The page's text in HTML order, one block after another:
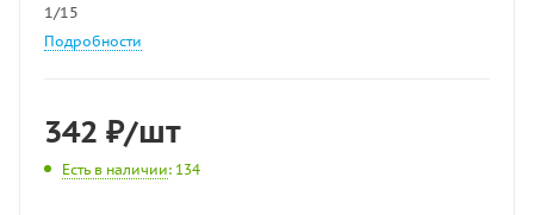
1/15
Подробности
342 ₽/шт
Есть в наличии: 134